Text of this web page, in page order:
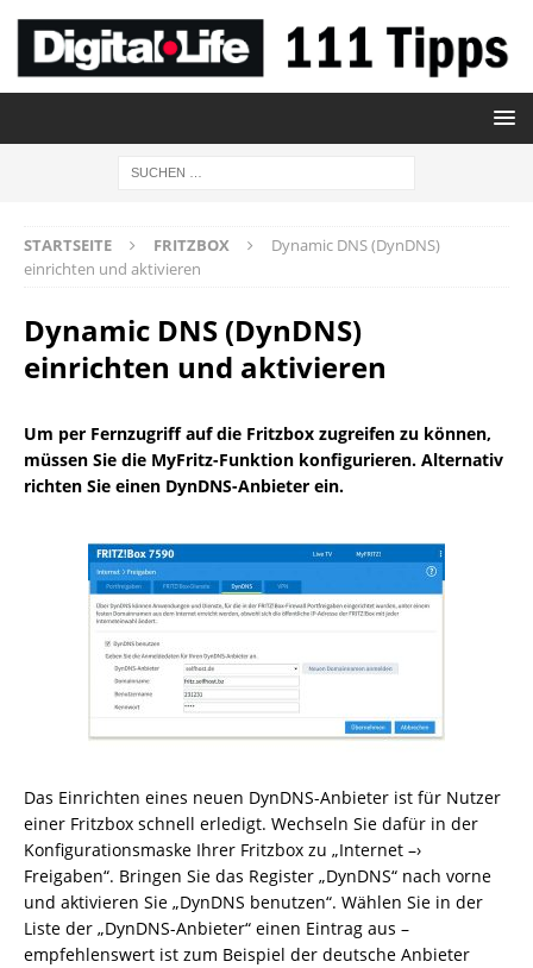
STARTSEITE FRITZBOX
Dynamic DNS (DynDNS)
einrichten und aktivieren
Dynamic DNS (DynDNS)
einrichten und aktivieren
Um per Fernzugriff auf die Fritzbox zugreifen zu können,
müssen Sie die MyFritz-Funktion konfigurieren. Alternativ
richten Sie einen DynDNS-Anbieter ein.
Das Einrichten eines neuen DynDNS-Anbieter ist für Nutzer
einer Fritzbox schnell erledigt. Wechseln Sie dafür in der
Konfigurationsmaske Ihrer Fritzbox zu „Internet –›
Freigaben“. Bringen Sie das Register „DynDNS“ nach vorne
und aktivieren Sie „DynDNS benutzen“. Wählen Sie in der
Liste der „DynDNS-Anbieter“ einen Eintrag aus –
empfehlenswert ist zum Beispiel der deutsche Anbieter